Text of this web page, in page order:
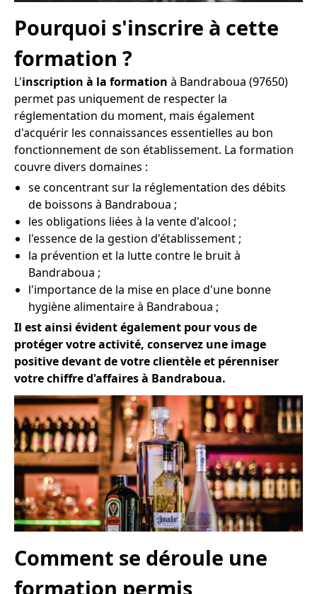
Pourquoi s'inscrire à cette
formation ?
L'inscription à la formation à Bandraboua (97650)
permet pas uniquement de respecter la
réglementation du moment, mais également
d'acquérir les connaissances essentielles au bon
fonctionnement de son établissement. La formation
couvre divers domaines :
se concentrant sur la réglementation des débits
de boissons à Bandraboua ;
les obligations liées à la vente d'alcool ;
l'essence de la gestion d'établissement ;
la prévention et la lutte contre le bruit à
Bandraboua ;
l'importance de la mise en place d'une bonne
hygiène alimentaire à Bandraboua ;
Il est ainsi évident également pour vous de
protéger votre activité, conservez une image
positive devant de votre clientèle et pérenniser
votre chiffre d'affaires à Bandraboua.
Comment se déroule une
formation permis